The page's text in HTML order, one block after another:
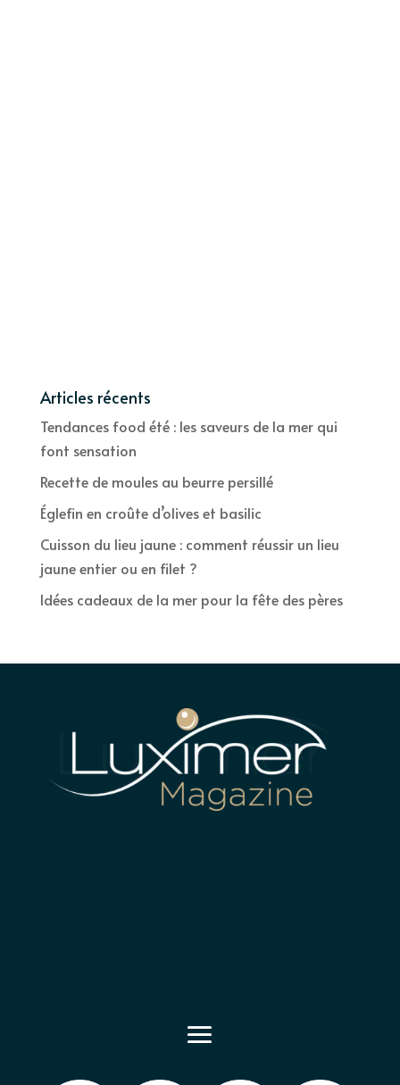
Articles récents
Tendances food été : les saveurs de la mer qui
font sensation
Recette de moules au beurre persillé
Églefin en croûte d’olives et basilic
Cuisson du lieu jaune : comment réussir un lieu
jaune entier ou en filet ?
Idées cadeaux de la mer pour la fête des pères